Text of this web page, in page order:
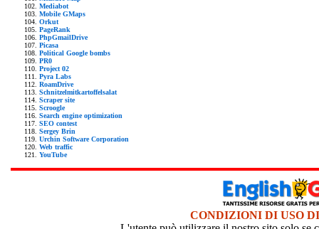
Mediabot
Mobile GMaps
Orkut
PageRank
PhpGmailDrive
Picasa
Political Google bombs
PR0
Project 02
Pyra Labs
RoamDrive
Schnitzelmitkartoffelsalat
Scraper site
Scroogle
Search engine optimization
SEO contest
Sergey Brin
Urchin Software Corporation
Web traffic
YouTube
CONDIZIONI DI USO